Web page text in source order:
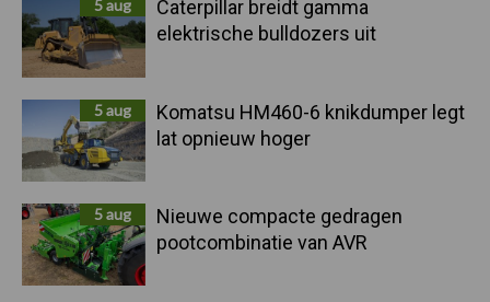
5 aug
Caterpillar breidt gamma
elektrische bulldozers uit
5 aug
Komatsu HM460-6 knikdumper legt
lat opnieuw hoger
5 aug
Nieuwe compacte gedragen
pootcombinatie van AVR